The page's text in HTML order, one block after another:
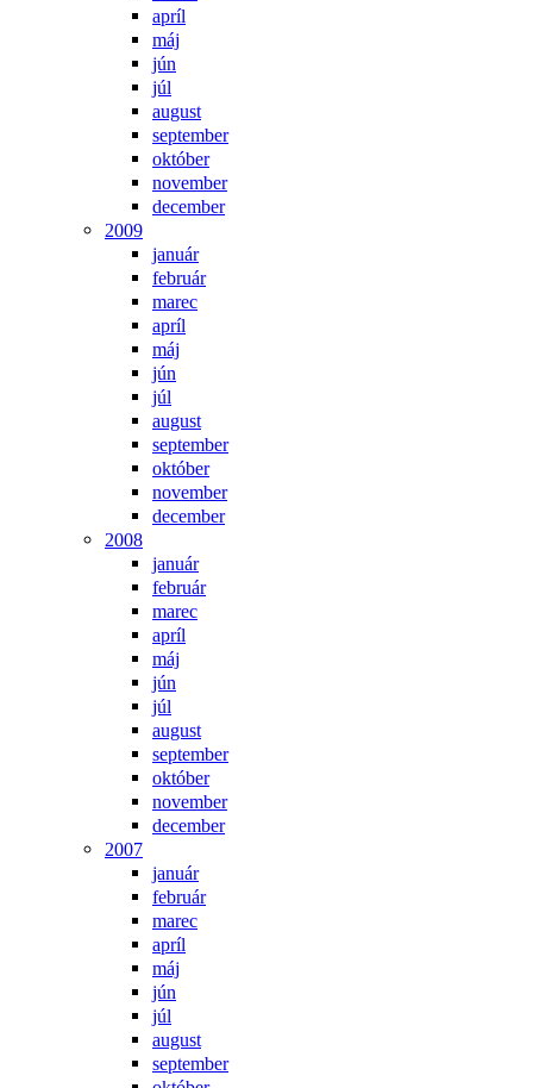
apríl
máj
jún
júl
august
september
október
november
december
2009
január
február
marec
apríl
máj
jún
júl
august
september
október
november
december
2008
január
február
marec
apríl
máj
jún
júl
august
september
október
november
december
2007
január
február
marec
apríl
máj
jún
júl
august
september